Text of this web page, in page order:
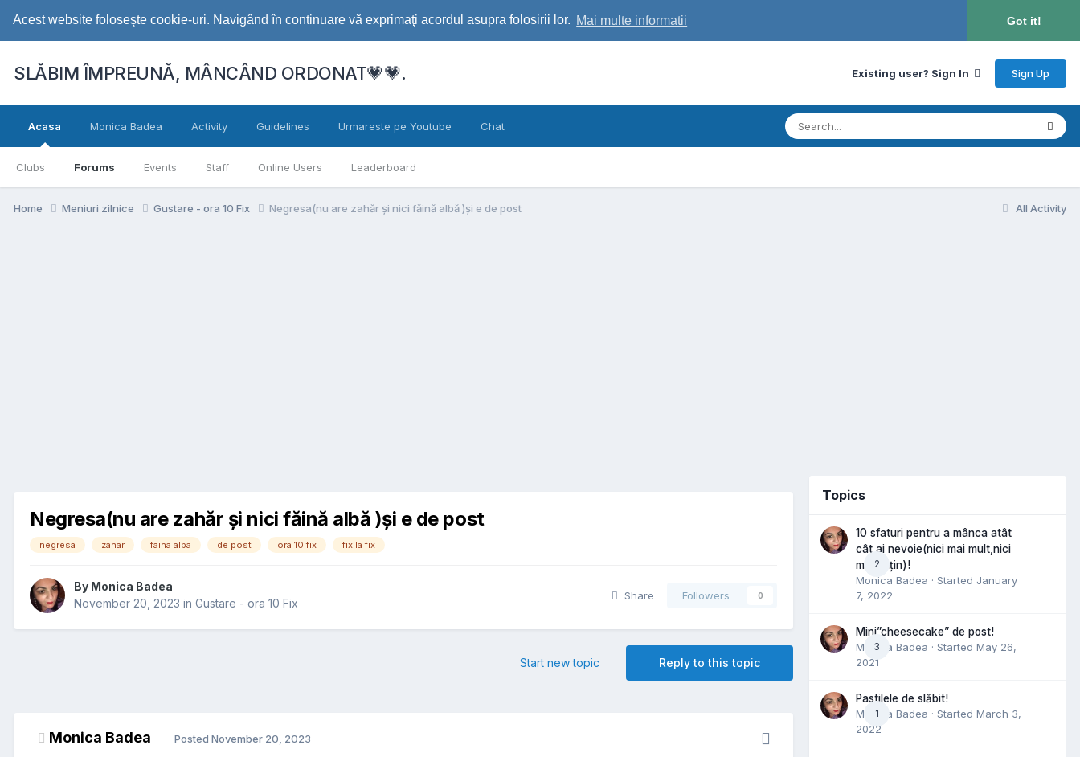
Acest website foloseşte cookie-uri. Navigând în continuare vă exprimaţi acordul asupra folosirii lor. Mai multe informatii Got it!
SLĂBIM ÎMPREUNĂ, MÂNCÂND ORDONAT💗💗. Existing user? Sign In Sign Up
Acasa
Clubs Forums Events Staff Online Users Leaderboard
Monica Badea Activity Guidelines Urmareste pe Youtube Chat
All Activity
Home Meniuri zilnice Gustare - ora 10 Fix Negresa(nu are zahăr și nici făină albă )și e de post
Negresa(nu are zahăr și nici făină albă )și e de post
negresa zahar faina alba de post ora 10 fix fix la fix
By Monica Badea
November 20, 2023 in Gustare - ora 10 Fix
Share Followers 0
Reply to this topic
Start new topic
Monica Badea Posted November 20, 2023
Topics
2
10 sfaturi pentru a mânca atât
cât ai nevoie(nici mai mult,nici
mai puțin)!
Monica Badea · Started January
7, 2022
3
Mini”cheesecake” de post!
Monica Badea · Started May 26,
2021
1
Pastilele de slăbit!
Monica Badea · Started March 3,
2022